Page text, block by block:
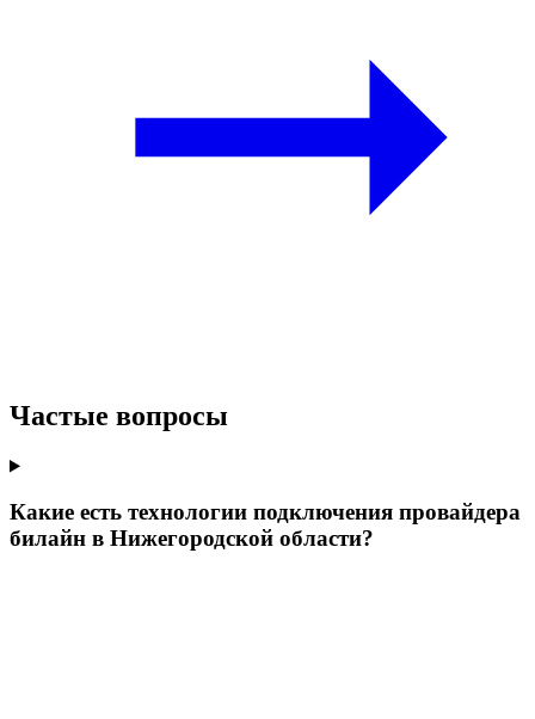
Частые вопросы
Какие есть технологии подключения провайдера
билайн в Нижегородской области?